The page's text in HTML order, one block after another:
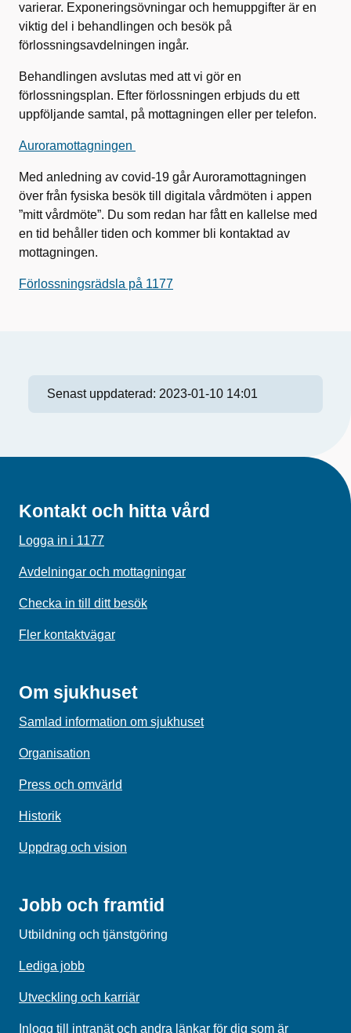
varierar. Exponeringsövningar och hemuppgifter är en
viktig del i behandlingen och besök på
förlossningsavdelningen ingår.
Behandlingen avslutas med att vi gör en
förlossningsplan. Efter förlossningen erbjuds du ett
uppföljande samtal, på mottagningen eller per telefon.
Auroramottagningen
Med anledning av covid-19 går Auroramottagningen
över från fysiska besök till digitala vårdmöten i appen
”mitt vårdmöte”. Du som redan har fått en kallelse med
en tid behåller tiden och kommer bli kontaktad av
mottagningen.
Förlossningsrädsla på 1177
Senast uppdaterad: 2023-01-10 14:01
Kontakt och hitta vård
Logga in i 1177
Avdelningar och mottagningar
Checka in till ditt besök
Fler kontaktvägar
Om sjukhuset
Samlad information om sjukhuset
Organisation
Press och omvärld
Historik
Uppdrag och vision
Jobb och framtid
Utbildning och tjänstgöring
Lediga jobb
Utveckling och karriär
Inlogg till intranät och andra länkar för dig som är